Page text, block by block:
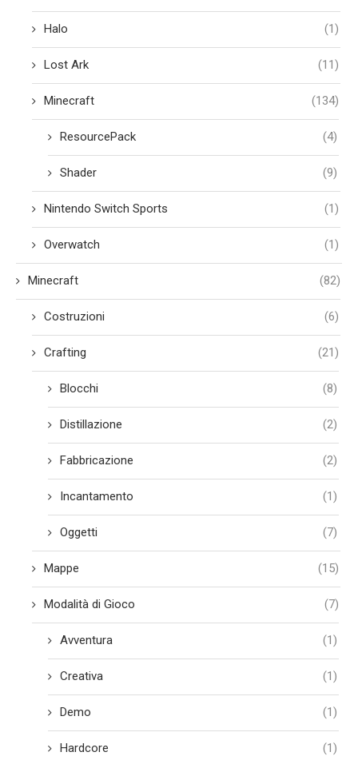
Halo (1)
Lost Ark (11)
Minecraft (134)
ResourcePack (4)
Shader (9)
Nintendo Switch Sports (1)
Overwatch (1)
Minecraft (82)
Costruzioni (6)
Crafting (21)
Blocchi (8)
Distillazione (2)
Fabbricazione (2)
Incantamento (1)
Oggetti (7)
Mappe (15)
Modalità di Gioco (7)
Avventura (1)
Creativa (1)
Demo (1)
Hardcore (1)